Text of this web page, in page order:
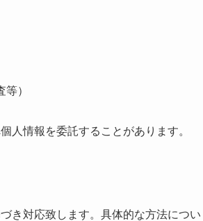
）
人情報を委託することがあります。
き対応致します。具体的な方法につい